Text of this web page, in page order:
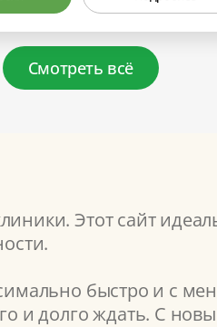
Смотреть всё
Этот сайт
быстро и с
и долго ждать. С